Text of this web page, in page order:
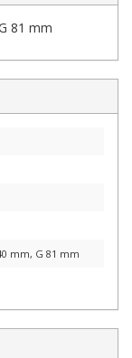
81 mm
mm, G 81 mm